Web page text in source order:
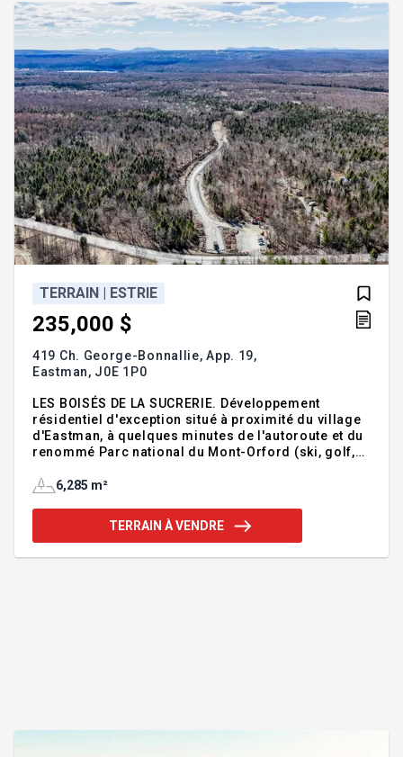
:Inclusions :Exclusions :
TERRAIN | ESTRIE
235,000 $
419 Ch. George-Bonnallie, App. 19,
Eastman, J0E 1P0
LES BOISÉS DE LA SUCRERIE. Développement
résidentiel d'exception situé à proximité du village
d'Eastman, à quelques minutes de l'autoroute et du
renommé Parc national du Mont-Orford (ski, golf,
environnement boisé composé d'arbres matures,
au rendez-vous. Chaque terrain a été pensé pour
préserver la beauté du site et offrir un cadre
6,285 m²
TERRAIN À VENDRE